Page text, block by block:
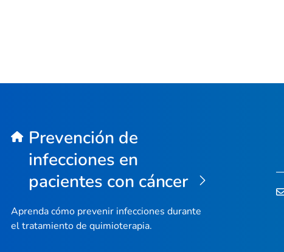
Prevención de
infecciones en
pacientes con cáncer
Aprenda cómo prevenir infecciones durante
el tratamiento de quimioterapia.